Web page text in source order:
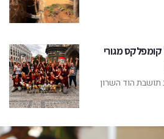
מגורי
לירון מרחב תושבת הוד השרון